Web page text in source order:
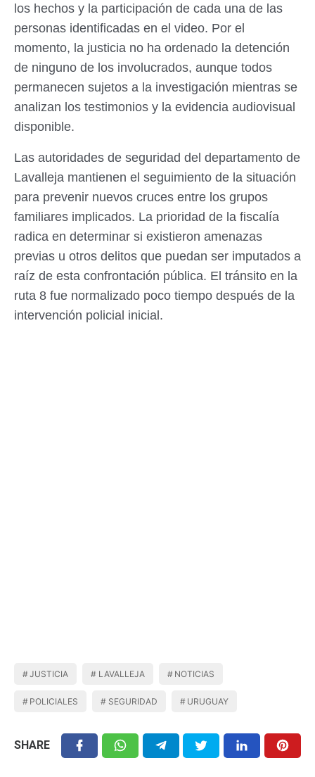
los hechos y la participación de cada una de las
personas identificadas en el video. Por el
momento, la justicia no ha ordenado la detención
de ninguno de los involucrados, aunque todos
permanecen sujetos a la investigación mientras se
analizan los testimonios y la evidencia audiovisual
disponible.
Las autoridades de seguridad del departamento de
Lavalleja mantienen el seguimiento de la situación
para prevenir nuevos cruces entre los grupos
familiares implicados. La prioridad de la fiscalía
radica en determinar si existieron amenazas
previas u otros delitos que puedan ser imputados a
raíz de esta confrontación pública. El tránsito en la
ruta 8 fue normalizado poco tiempo después de la
intervención policial inicial.
JUSTICIA LAVALLEJA NOTICIAS
POLICIALES SEGURIDAD URUGUAY
SHARE